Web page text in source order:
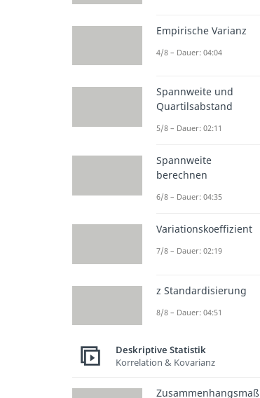
Empirische Varianz
4/8 – Dauer: 04:04
Spannweite und
Quartilsabstand
5/8 – Dauer: 02:11
Spannweite
berechnen
6/8 – Dauer: 04:35
Variationskoeffizient
7/8 – Dauer: 02:19
z Standardisierung
8/8 – Dauer: 04:51
Deskriptive Statistik
Korrelation & Kovarianz
Zusammenhangsmaß